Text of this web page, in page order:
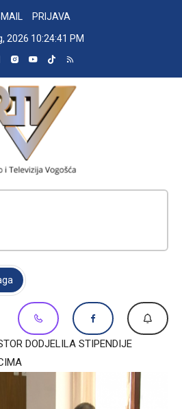
PRIJAVA
2026 10:24:42 PM
DODJELILA STIPENDIJE